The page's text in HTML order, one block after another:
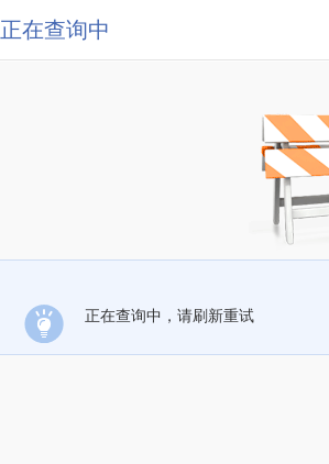
正在查询中
正在查询中，请刷新重试